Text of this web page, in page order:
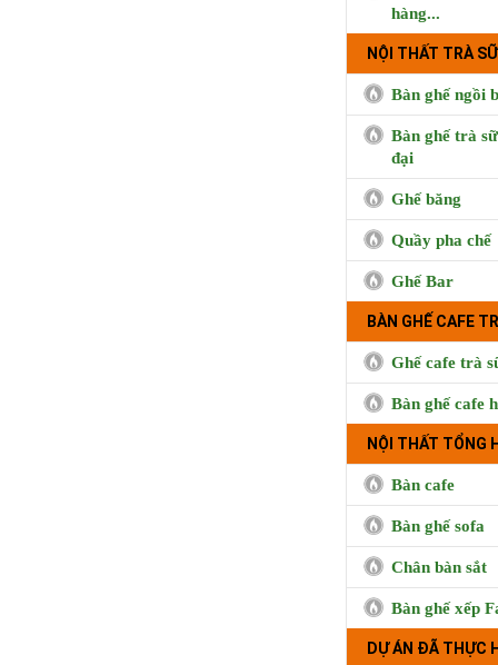
hàng...
NỘI THẤT TRÀ
Bàn ghế ngồi
Bàn ghế trà
đại
Ghế băng
Quầy pha chế
Ghế Bar
BÀN GHẾ CAFE
Ghế cafe trà
Bàn ghế cafe
NỘI THẤT TỔNG
Bàn cafe
Bàn ghế sofa
Chân bàn sắt
Bàn ghế xếp
DỰ ÁN ĐÃ THỰC
BUI
Cà phê Boong,
Hưng,
Phụng,